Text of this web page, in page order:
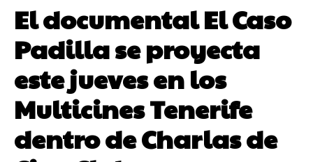
El documental El Caso
Padilla se proyecta
este jueves en los
Multicines Tenerife
dentro de Charlas de